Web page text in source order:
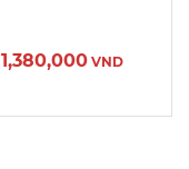
1,380,000 VND